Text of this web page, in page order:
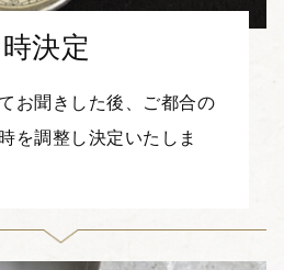
時決定
お聞きした後、ご都合の
を調整し決定いたしま